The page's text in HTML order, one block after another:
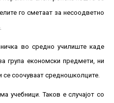
го сметаат за несоодветно
во средно училиште каде
група економски предмети, ни
соочуваат средношколците.
учебници. Таков е случајот со